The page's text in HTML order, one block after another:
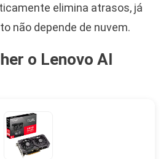
elimina atrasos, já
não depende de nuvem.
o Lenovo AI